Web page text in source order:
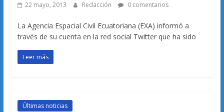
22 mayo, 2013 Redacción 0 comentarios
La Agencia Espacial Civil Ecuatoriana (EXA) informó a
través de su cuenta en la red social Twitter que ha sido
Leer más
Últimas noticias